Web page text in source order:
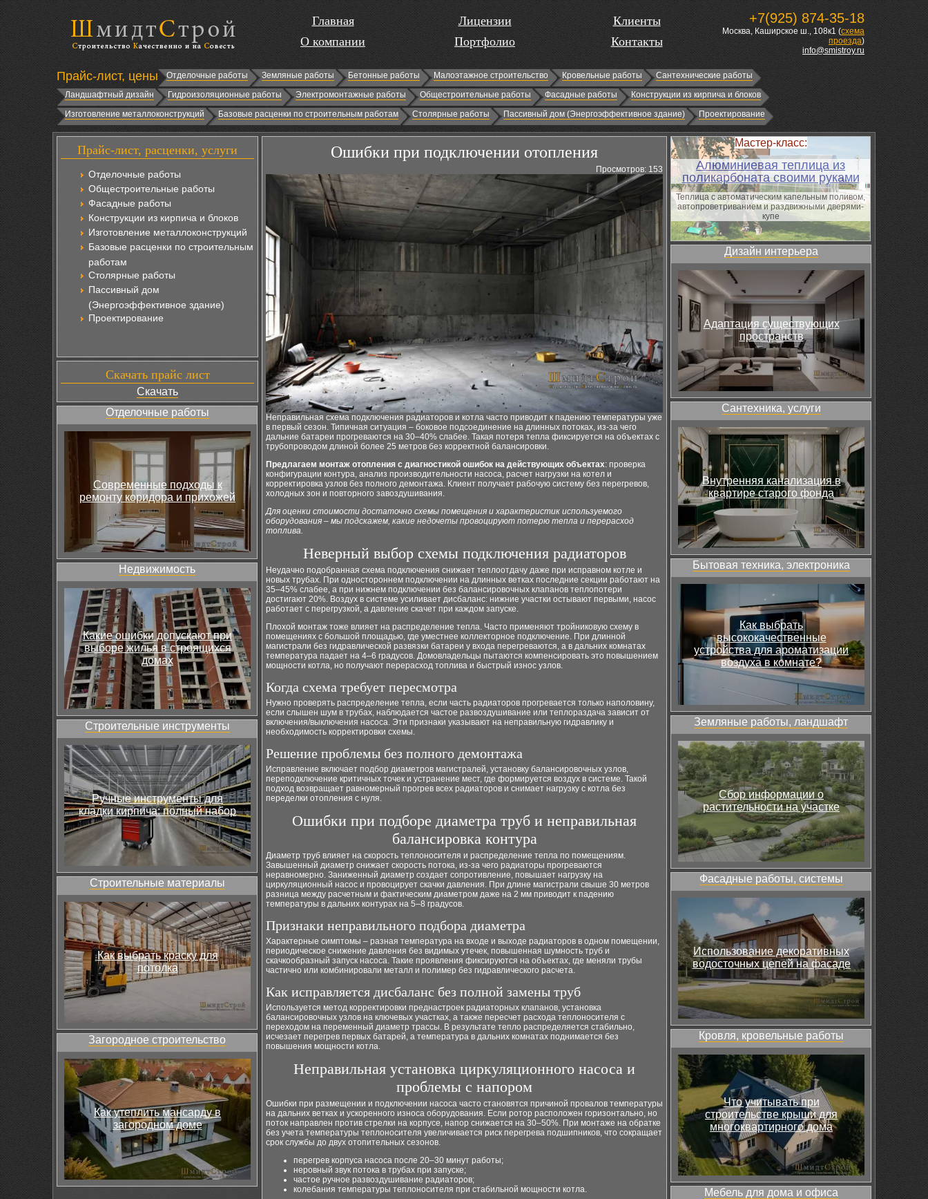
Главная
О компании
Лицензии
Портфолио
Клиенты
Контакты
+7(925) 874-35-18
Москва, Каширское ш., 108к1 (схема
проезда)
info@smistroy.ru
Прайс-лист, цены Отделочные работы Земляные работы Бетонные работы Малоэтажное строительство Кровельные работы
Сантехнические работы
Ландшафтный дизайн
Гидроизоляционные работы Электромонтажные работы Общестроительные работы Фасадные работы
Конструкции из кирпича и блоков
Изготовление металлоконструкций
Базовые расценки по строительным работам Столярные работы Пассивный дом (Энергоэффективное здание) Проектирование
Прайс-лист, расценки, услуги
Отделочные работы
Общестроительные работы
Фасадные работы
Конструкции из кирпича и блоков
Изготовление металлоконструкций
Базовые расценки по строительным
работам
Столярные работы
Пассивный дом
(Энергоэффективное здание)
Проектирование
Скачать прайс лист
Скачать
Отделочные работы
Современные подходы к
ремонту коридора и прихожей
Недвижимость
Какие ошибки допускают при
выборе жилья в строящихся
домах
Строительные инструменты
Ручные инструменты для
кладки кирпича: полный набор
Строительные материалы
Как выбрать краску для
потолка
Загородное строительство
Как утеплить мансарду в
загородном доме
Ошибки при подключении отопления
Просмотров: 153
Неправильная схема подключения радиаторов и котла часто приводит к падению температуры уже
в первый сезон. Типичная ситуация – боковое подсоединение на длинных потоках, из-за чего
дальние батареи прогреваются на 30–40% слабее. Такая потеря тепла фиксируется на объектах с
трубопроводом длиной более 25 метров без корректной балансировки.
Предлагаем монтаж отопления с диагностикой ошибок на действующих объектах: проверка
конфигурации контура, анализ производительности насоса, расчет нагрузки на котел и
корректировка узлов без полного демонтажа. Клиент получает рабочую систему без перегревов,
холодных зон и повторного завоздушивания.
Для оценки стоимости достаточно схемы помещения и характеристик используемого
оборудования – мы подскажем, какие недочеты провоцируют потерю тепла и перерасход
топлива.
Неверный выбор схемы подключения радиаторов
Неудачно подобранная схема подключения снижает теплоотдачу даже при исправном котле и
новых трубах. При одностороннем подключении на длинных ветках последние секции работают на
35–45% слабее, а при нижнем подключении без балансировочных клапанов теплопотери
достигают 20%. Воздух в системе усиливает дисбаланс: нижние участки остывают первыми, насос
работает с перегрузкой, а давление скачет при каждом запуске.
Плохой монтаж тоже влияет на распределение тепла. Часто применяют тройниковую схему в
помещениях с большой площадью, где уместнее коллекторное подключение. При длинной
магистрали без гидравлической развязки батареи у входа перегреваются, а в дальних комнатах
температура падает на 4–6 градусов. Домовладельцы пытаются компенсировать это повышением
мощности котла, но получают перерасход топлива и быстрый износ узлов.
Когда схема требует пересмотра
Нужно проверять распределение тепла, если часть радиаторов прогревается только наполовину,
если слышен шум в трубах, наблюдается частое развоздушивание или теплораздача зависит от
включения/выключения насоса. Эти признаки указывают на неправильную гидравлику и
необходимость корректировки схемы.
Решение проблемы без полного демонтажа
Исправление включает подбор диаметров магистралей, установку балансировочных узлов,
переподключение критичных точек и устранение мест, где формируется воздух в системе. Такой
подход возвращает равномерный прогрев всех радиаторов и снимает нагрузку с котла без
переделки отопления с нуля.
Ошибки при подборе диаметра труб и неправильная
балансировка контура
Диаметр труб влияет на скорость теплоносителя и распределение тепла по помещениям.
Завышенный диаметр снижает скорость потока, из-за чего радиаторы прогреваются
неравномерно. Заниженный диаметр создает сопротивление, повышает нагрузку на
циркуляционный насос и провоцирует скачки давления. При длине магистрали свыше 30 метров
разница между расчетным и фактическим диаметром даже на 2 мм приводит к падению
температуры в дальних контурах на 5–8 градусов.
Признаки неправильного подбора диаметра
Характерные симптомы – разная температура на входе и выходе радиаторов в одном помещении,
периодическое снижение давления без видимых утечек, повышенная шумность труб и
скачкообразный запуск насоса. Такие проявления фиксируются на объектах, где меняли трубы
частично или комбинировали металл и полимер без гидравлического расчета.
Как исправляется дисбаланс без полной замены труб
Используется метод корректировки преднастроек радиаторных клапанов, установка
балансировочных узлов на ключевых участках, а также пересчет расхода теплоносителя с
переходом на переменный диаметр трассы. В результате тепло распределяется стабильно,
исчезает перегрев первых батарей, а температура в дальних комнатах поднимается без
повышения мощности котла.
Неправильная установка циркуляционного насоса и
проблемы с напором
Ошибки при размещении и подключении насоса часто становятся причиной провалов температуры
на дальних ветках и ускоренного износа оборудования. Если ротор расположен горизонтально, но
поток направлен против стрелки на корпусе, напор снижается на 30–50%. При монтаже на обратке
без учета температуры теплоносителя увеличивается риск перегрева подшипников, что сокращает
срок службы до двух отопительных сезонов.
перегрев корпуса насоса после 20–30 минут работы;
неровный звук потока в трубах при запуске;
частое ручное развоздушивание радиаторов;
колебания температуры теплоносителя при стабильной мощности котла.
Мастер-класс:
Алюминиевая теплица из
поликарбоната своими руками
Теплица с автоматическим капельным поливом,
автопроветриванием и раздвижными дверями-
купе
Дизайн интерьера
Адаптация существующих
пространств
Сантехника, услуги
Внутренняя канализация в
квартире старого фонда
Бытовая техника, электроника
Как выбрать
высококачественные
устройства для ароматизации
воздуха в комнате?
Земляные работы, ландшафт
Сбор информации о
растительности на участке
Фасадные работы, системы
Использование декоративных
водосточных цепей на фасаде
Кровля, кровельные работы
Что учитывать при
строительстве крыши для
многоквартирного дома
Мебель для дома и офиса